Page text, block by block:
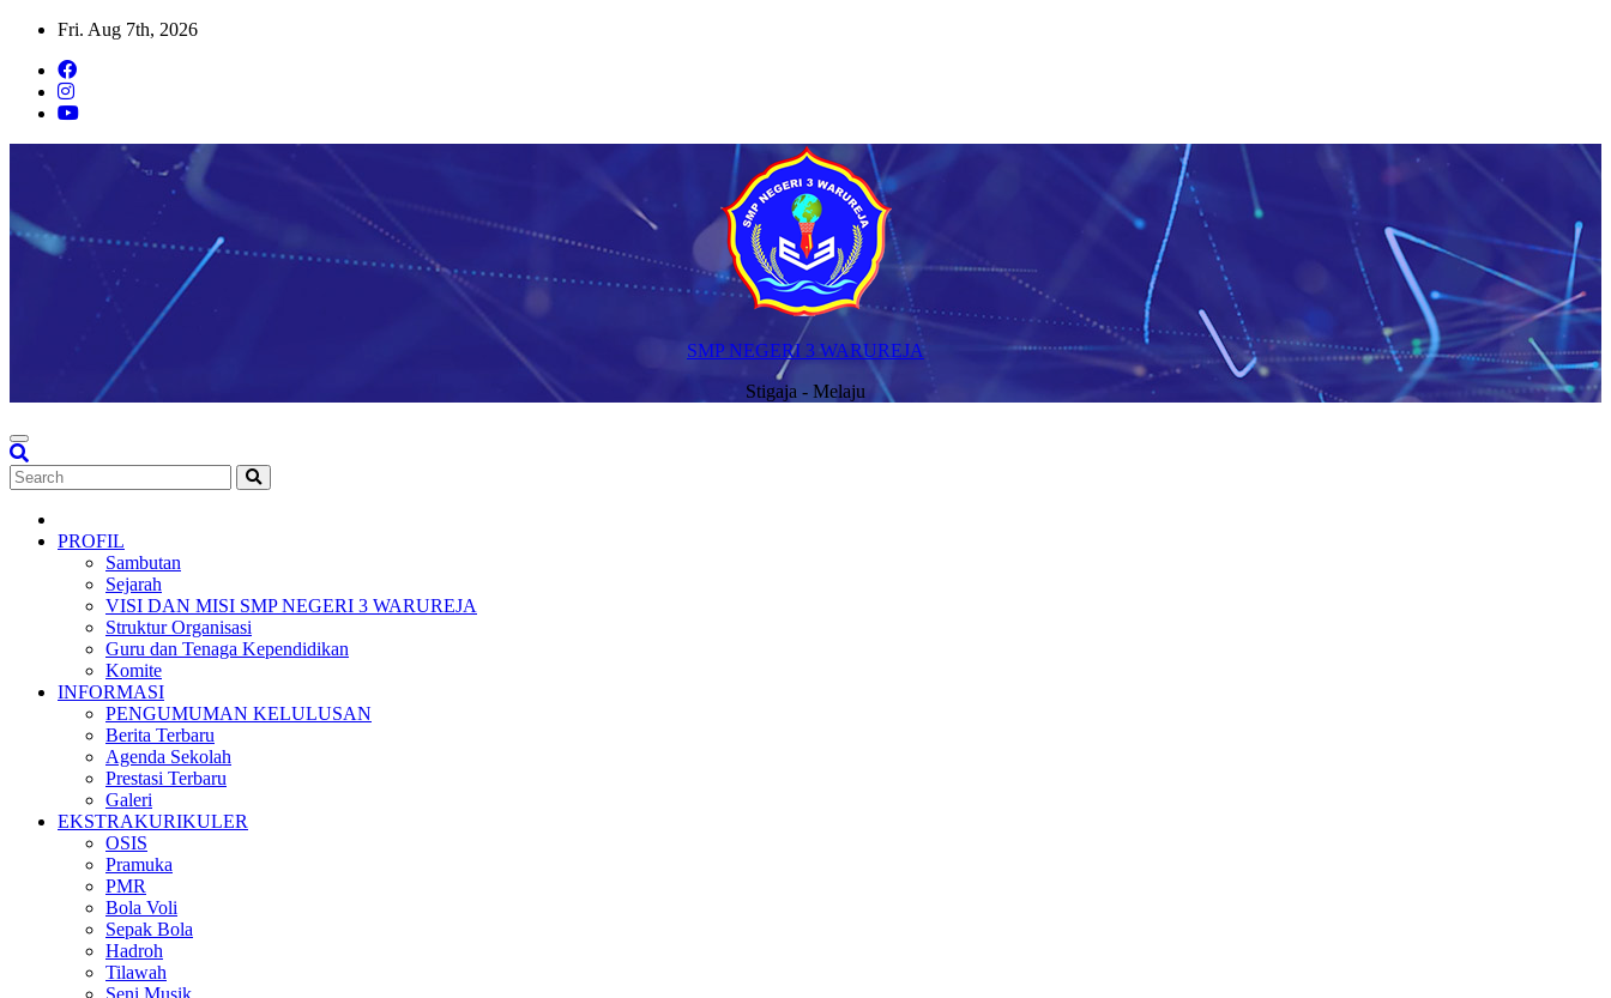
Skip
content
Fri. Aug 7th, 2026
SMP NEGERI 3 WARUREJA
Stigaja - Melaju
PROFIL
Sambutan
Sejarah
VISI DAN MISI SMP NEGERI 3 WARUREJA
Struktur Organisasi
Guru dan Tenaga Kependidikan
Komite
INFORMASI
PENGUMUMAN KELULUSAN
Berita Terbaru
Agenda Sekolah
Prestasi Terbaru
Galeri
EKSTRAKURIKULER
OSIS
Pramuka
PMR
Bola Voli
Sepak Bola
Hadroh
Tilawah
Seni Musik